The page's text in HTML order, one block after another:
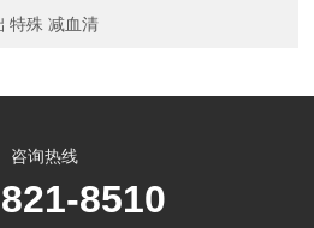
特殊 减血清
咨询热线
8510